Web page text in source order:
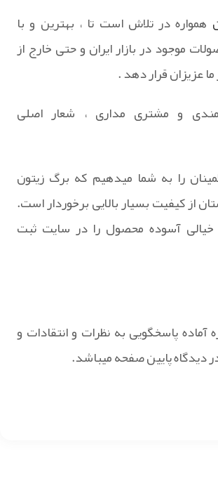
همواره در تلاش است تا ، بهترین و با
موجود در بازار ایران و حتی خارج از
عزیزان قرار دهد .
و مشتری مداری ، شعار اصلی
را به شما میدهیم که برگ زیتون
از کیفیت بسیار بالایی برخوردار است.
خیالی آسوده محصول را در سایت ثبت
پاسخگویی به نظرات و انتقادات و
دیدگاه پایین صفحه میباشد.